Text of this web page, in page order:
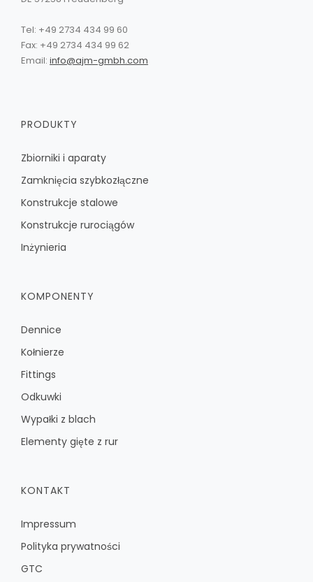
Tel: +49 2734 434 99 60
Fax: +49 2734 434 99 62
Email: info@ajm-gmbh.com
PRODUKTY
Zbiorniki i aparaty
Zamknięcia szybkozłączne
Konstrukcje stalowe
Konstrukcje rurociągów
Inżynieria
KOMPONENTY
Dennice
Kołnierze
Fittings
Odkuwki
Wypałki z blach
Elementy gięte z rur
KONTAKT
Impressum
Polityka prywatności
GTC